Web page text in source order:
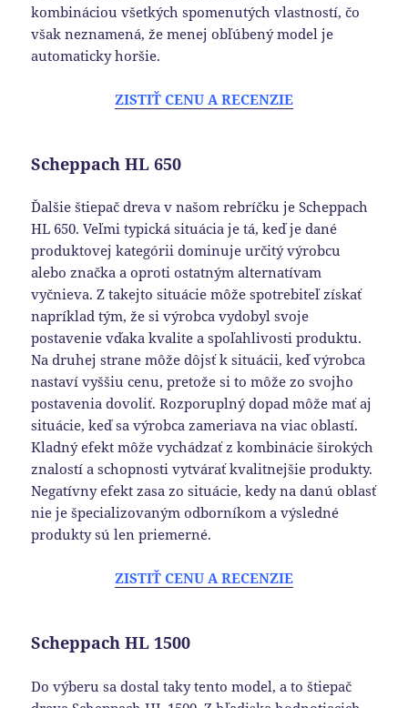
kombináciou všetkých spomenutých vlastností, čo
však neznamená, že menej obľúbený model je
automaticky horšie.
ZISTIŤ CENU A RECENZIE
Scheppach HL 650
Ďalšie štiepač dreva v našom rebríčku je Scheppach
HL 650. Veľmi typická situácia je tá, keď je dané
produktovej kategórii dominuje určitý výrobcu
alebo značka a oproti ostatným alternatívam
vyčnieva. Z takejto situácie môže spotrebiteľ získať
napríklad tým, že si výrobca vydobyl svoje
postavenie vďaka kvalite a spoľahlivosti produktu.
Na druhej strane môže dôjsť k situácii, keď výrobca
nastaví vyššiu cenu, pretože si to môže zo svojho
postavenia dovoliť. Rozporuplný dopad môže mať aj
situácie, keď sa výrobca zameriava na viac oblastí.
Kladný efekt môže vychádzať z kombinácie širokých
znalostí a schopnosti vytvárať kvalitnejšie produkty.
Negatívny efekt zasa zo situácie, kedy na danú oblasť
nie je špecializovaným odborníkom a výsledné
produkty sú len priemerné.
ZISTIŤ CENU A RECENZIE
Scheppach HL 1500
Do výberu sa dostal taky tento model, a to štiepač